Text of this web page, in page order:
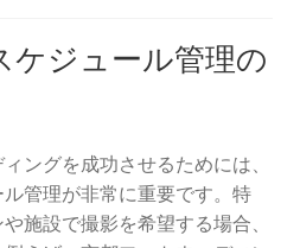
ケジュール管理の
ングを成功させるためには、
管理が非常に重要です。特
施設で撮影を希望する場合、